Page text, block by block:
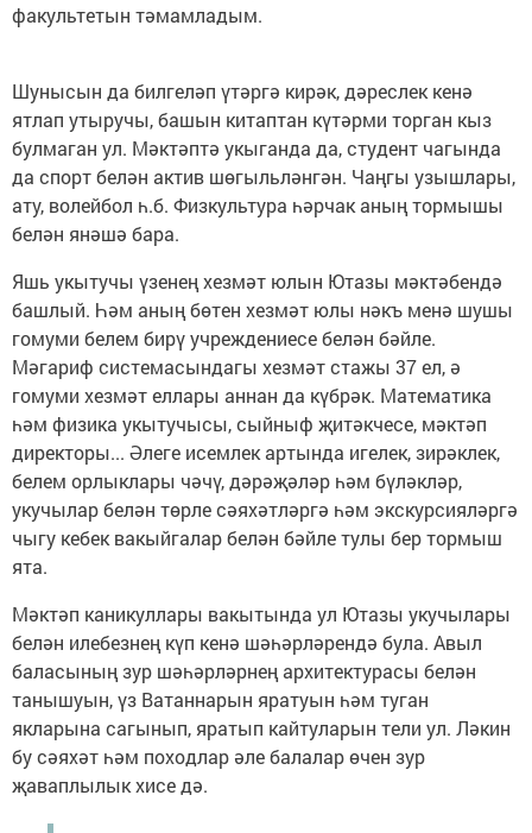
факультетын тәмамладым.
Шунысын да билгеләп үтәргә кирәк, дәреслек кенә
ятлап утыручы, башын китаптан күтәрми торган кыз
булмаган ул. Мәктәптә укыганда да, студент чагында
да спорт белән актив шөгыльләнгән. Чаңгы узышлары,
ату, волейбол һ.б. Физкультура һәрчак аның тормышы
белән янәшә бара.
Яшь укытучы үзенең хезмәт юлын Ютазы мәктәбендә
башлый. Һәм аның бөтен хезмәт юлы нәкъ менә шушы
гомуми белем бирү учреждениесе белән бәйле.
Мәгариф системасындагы хезмәт стажы 37 ел, ә
гомуми хезмәт еллары аннан да күбрәк. Математика
һәм физика укытучысы, сыйныф җитәкчесе, мәктәп
директоры... Әлеге исемлек артында игелек, зирәклек,
белем орлыклары чәчү, дәрәҗәләр һәм бүләкләр,
укучылар белән төрле сәяхәтләргә һәм экскурсияләргә
чыгу кебек вакыйгалар белән бәйле тулы бер тормыш
ята.
Мәктәп каникуллары вакытында ул Ютазы укучылары
белән илебезнең күп кенә шәһәрләрендә була. Авыл
баласының зур шәһәрләрнең архитектурасы белән
танышуын, үз Ватаннарын яратуын һәм туган
якларына сагынып, яратып кайтуларын тели ул. Ләкин
бу сәяхәт һәм походлар әле балалар өчен зур
җаваплылык хисе дә.